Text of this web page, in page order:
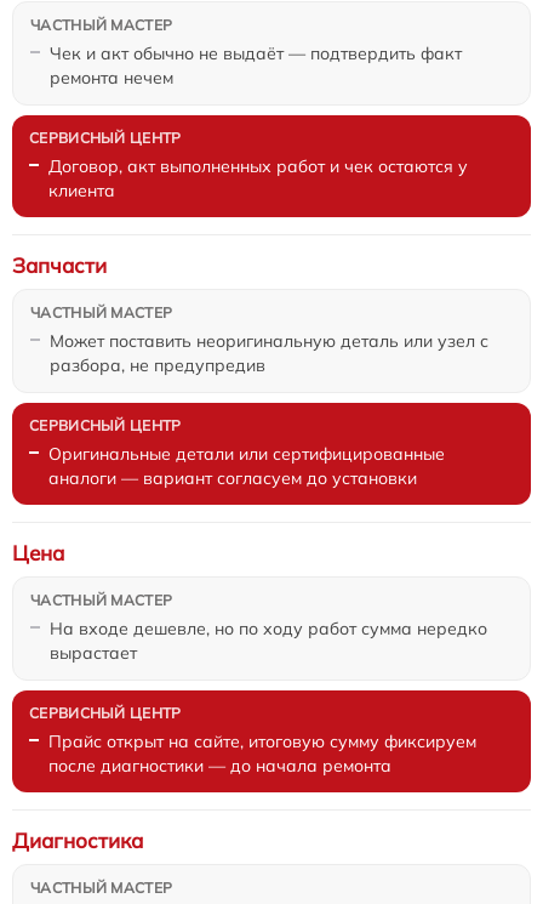
Чек и акт обычно не выдаёт — подтвердить факт
ремонта нечем
Договор, акт выполненных работ и чек остаются у
клиента
Может поставить неоригинальную деталь или узел с
разбора, не предупредив
Запчасти
Оригинальные детали или сертифицированные
аналоги — вариант согласуем до установки
На входе дешевле, но по ходу работ сумма нередко
вырастает
Цена
Прайс открыт на сайте, итоговую сумму фиксируем
после диагностики — до начала ремонта
Диагностика